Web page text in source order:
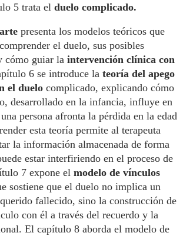
5 trata el duelo complicado.
presenta los modelos teóricos que
el duelo, sus posibles
cómo guiar la intervención clínica con
6 se introduce lateoría del apego
el duelo complicado, explicando cómo
desarrollado en la infancia, influye en
persona afronta la pérdida en la edad
esta teoría permite al terapeuta
la información almacenada de forma
estar interfiriendo en el proceso de
7 expone el modelo de vínculos
sostiene que el duelo no implica un
fallecido, sino la construcción de
con él a través del recuerdo y la
El capítulo 8 aborda el modelo de